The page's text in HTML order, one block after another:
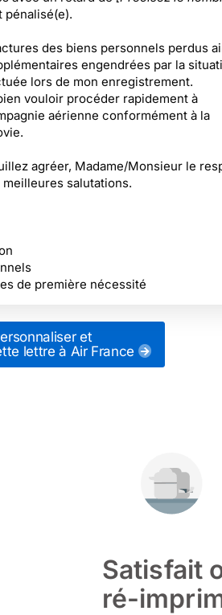
des biens personnels perdus
engendrées par la
lors de mon enregistrement.
vouloir procéder rapidement à
aérienne conformément à la
agréer, Madame/Monsieur le
salutations.
de première nécessité
et
lettre à Air France
Satisfait
ré-